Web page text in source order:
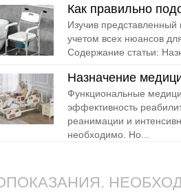
Как правильно
Изучив
учетом всех нюансов
Содержание статьи:
Назначение
Функциональные
эффективность
реанимации и
необходимо. Но...